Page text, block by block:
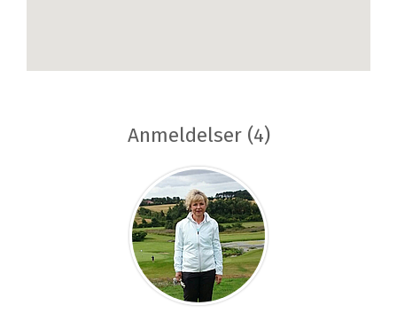
Anmeldelser (4)